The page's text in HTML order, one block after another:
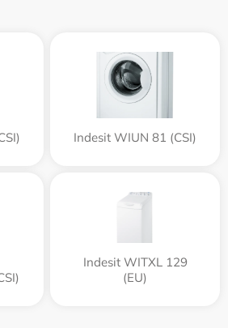
Indesit WIUN 81 (CSI)
Indesit WITXL 129
(EU)